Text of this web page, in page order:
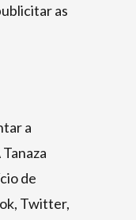
as
a
de
Twitter,